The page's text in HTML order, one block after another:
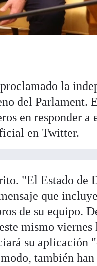
la
del Parlament.
en responder a
en Twitter.
"El Estado de
que
de su equipo.
mismo viernes
su aplicación
también han